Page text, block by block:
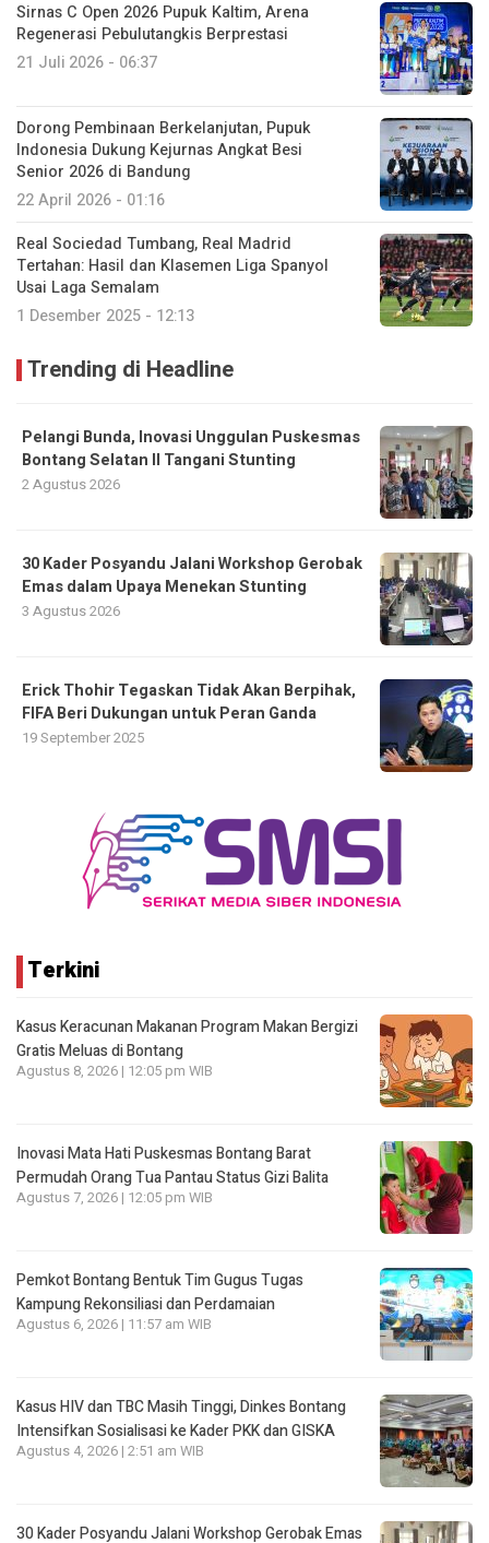
Sirnas C Open 2026 Pupuk Kaltim, Arena
Regenerasi Pebulutangkis Berprestasi
21 Juli 2026 - 06:37
Dorong Pembinaan Berkelanjutan, Pupuk
Indonesia Dukung Kejurnas Angkat Besi
Senior 2026 di Bandung
22 April 2026 - 01:16
Real Sociedad Tumbang, Real Madrid
Tertahan: Hasil dan Klasemen Liga Spanyol
Usai Laga Semalam
1 Desember 2025 - 12:13
Trending di Headline
Pelangi Bunda, Inovasi Unggulan Puskesmas
Bontang Selatan II Tangani Stunting
2 Agustus 2026
30 Kader Posyandu Jalani Workshop Gerobak
Emas dalam Upaya Menekan Stunting
3 Agustus 2026
Erick Thohir Tegaskan Tidak Akan Berpihak,
FIFA Beri Dukungan untuk Peran Ganda
19 September 2025
Terkini
Kasus Keracunan Makanan Program Makan Bergizi
Gratis Meluas di Bontang
Agustus 8, 2026 | 12:05 pm WIB
Inovasi Mata Hati Puskesmas Bontang Barat
Permudah Orang Tua Pantau Status Gizi Balita
Agustus 7, 2026 | 12:05 pm WIB
Pemkot Bontang Bentuk Tim Gugus Tugas
Kampung Rekonsiliasi dan Perdamaian
Agustus 6, 2026 | 11:57 am WIB
Kasus HIV dan TBC Masih Tinggi, Dinkes Bontang
Intensifkan Sosialisasi ke Kader PKK dan GISKA
Agustus 4, 2026 | 2:51 am WIB
30 Kader Posyandu Jalani Workshop Gerobak Emas